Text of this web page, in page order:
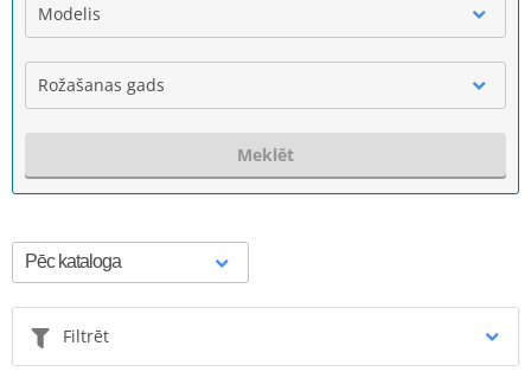
Modelis
Rožašanas gads
Meklēt
Filtrēt